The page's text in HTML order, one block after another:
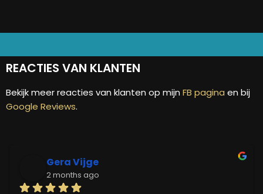
REACTIES VAN KLANTEN
Bekijk meer reacties van klanten op mijn FB pagina en bij
Google Reviews.
Gera Vijge
2 months ago